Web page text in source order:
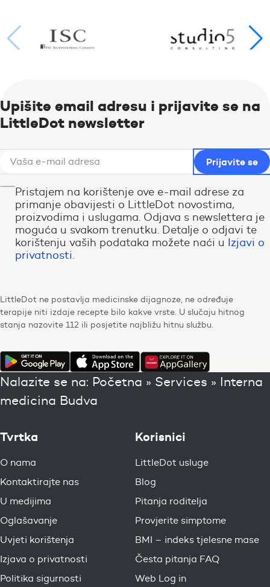
Upišite email adresu i prijavite se na
LittleDot newsletter
Pristajem na korištenje ove e-mail adrese za
primanje obavijesti o LittleDot novostima,
proizvodima i uslugama. Odjava s newslettera je
moguća u svakom trenutku. Detalje o odjavi te
korištenju vaših podataka možete naći u Izjavi o
privatnosti.
LittleDot ne postavlja medicinske dijagnoze, ne određuje
terapije niti izdaje recepte bilo kakve vrste. U slučaju hitnog
stanja nazovite 112 ili posjetite najbližu hitnu službu.
Nalazite se na: Početna » Services » Interna
medicina Budva
Tvrtka
O nama
Kontaktirajte nas
U medijima
Oglašavanje
Uvjeti korištenja
Izjava o privatnosti
Politika sigurnosti
Korisnici
LittleDot usluge
Blog
Pitanja roditelja
Provjerite simptome
BMI – indeks tjelesne mase
Česta pitanja FAQ
Web Log in